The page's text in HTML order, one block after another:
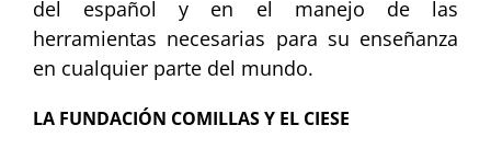
del español y en el manejo de las
herramientas necesarias para su enseñanza
en cualquier parte del mundo.
LA FUNDACIÓN COMILLAS Y EL CIESE